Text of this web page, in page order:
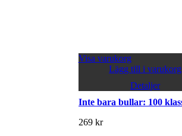
Visa varukorg
Lägg till i varukorg
Detaljer
269 kr